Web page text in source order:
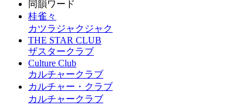
同韻ワード
桂雀々
カツラジャクジャク
THE STAR CLUB
ザスタークラブ
Culture Club
カルチャークラブ
カルチャー・クラブ
カルチャークラブ